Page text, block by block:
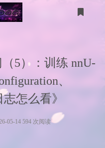
（5）：训练 nnU-
、
怎么看》
05-14 594 次阅读